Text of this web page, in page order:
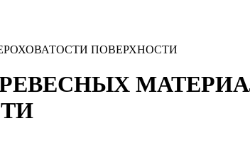
ПОВЕРХНОСТИ